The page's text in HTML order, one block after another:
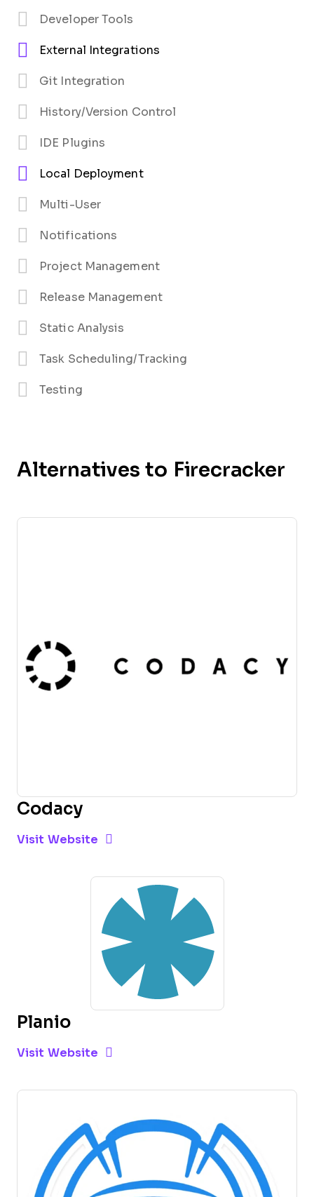
Developer Tools
External Integrations
Git Integration
History/Version Control
IDE Plugins
Local Deployment
Multi-User
Notifications
Project Management
Release Management
Static Analysis
Task Scheduling/Tracking
Testing
Alternatives to Firecracker
Codacy
Visit Website Opens New Window
Planio
Visit Website Opens New Window